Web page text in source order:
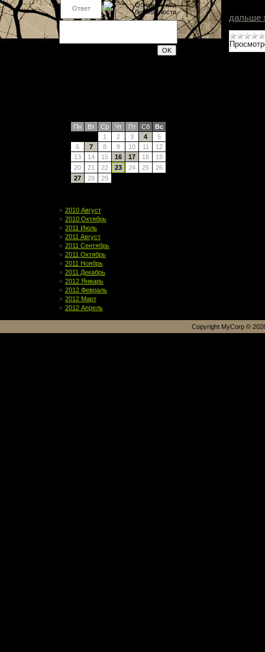
Пн
Вт Ср Чт Пт Сб
Вс
1
2 3 4
5
6
7 8 9 10 11
12
13
14 15 16 17 18
19
20
21 22 23 24 25
26
27
28 29
2010 Август
2010 Октябрь
2011 Июль
2011 Август
2011 Сентябрь
2011 Октябрь
2011 Ноябрь
2011 Декабрь
2012 Январь
2012 Февраль
2012 Март
2012 Апрель
дальше
Copyright MyCorp ©